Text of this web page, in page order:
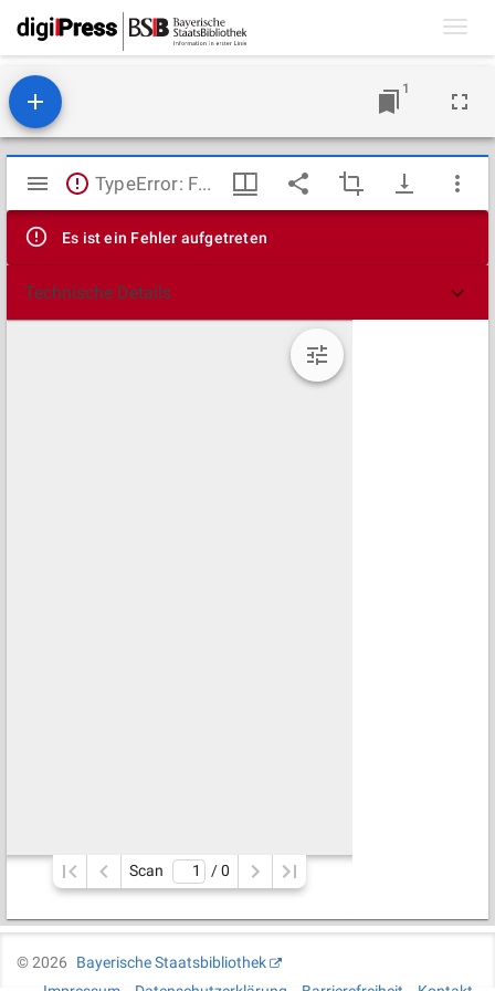
1
Mirador
Viewer
TypeError: Failed to fetch
Es ist ein Fehler aufgetreten
Technische Details
Scan / 0
©2026
Bayerische Staatsbibliothek